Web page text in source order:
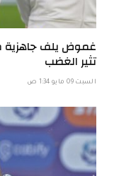
غموض يلف جاهزية
تثير الغضب
السبت 09 مايو 1:34 ص